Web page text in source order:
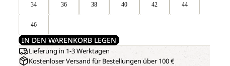
34 36 38 40 42 44
46
IN DEN WARENKORB LEGEN
Lieferung in 1-3 Werktagen
Kostenloser Versand für Bestellungen über 100 €